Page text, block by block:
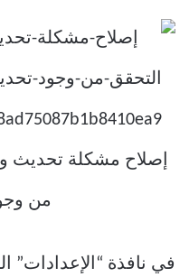
في نافذة “الإعدادات”